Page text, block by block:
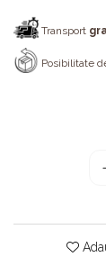
Transport
Posibilitate